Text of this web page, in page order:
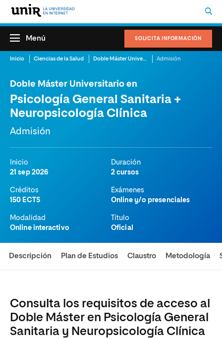
SOLICITA INFORMACIÓN
Menú
Inicio Ciencias de la Salud Doble Máster Universitario en Psicología General Sanitaria + Neuropsicología Clínica Admisión
Doble Máster Universitario en
Psicología General Sanitaria +
Neuropsicología Clínica
Admisión
Inicio
21 sep 2026
Duración
2 cursos
Créditos
150 ECTS
Exámenes
Online y/o presenciales
Modalidad
Online interactivo
Título
Oficial
Descripción Plan de Estudios Claustro Metodología
Consulta los requisitos de acceso al
Doble Máster en Psicología General
Sanitaria y Neuropsicología Clínica